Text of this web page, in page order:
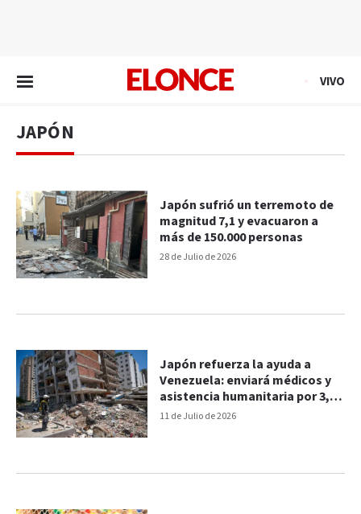
VIVO
JAPÓN
28 de Julio de 2026
Japón sufrió un terremoto de
magnitud 7,1 y evacuaron a
más de 150.000 personas
11 de Julio de 2026
Japón refuerza la ayuda a
Venezuela: enviará médicos y
asistencia humanitaria por 3,5
millones de dólares